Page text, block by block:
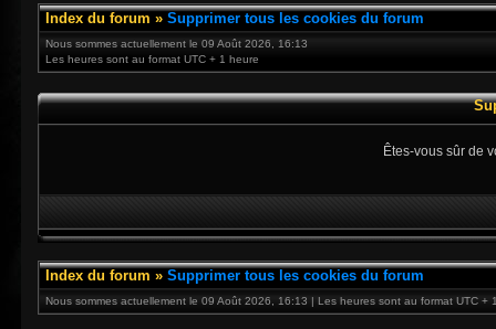
Index du forum » Supprimer tous les cookies du forum
Nous sommes actuellement le 09 Août 2026, 16:13
Les heures sont au format UTC + 1 heure
Êtes-vous sûr de
Index du forum » Supprimer tous les cookies du forum
Nous sommes actuellement le 09 Août 2026, 16:13 | Les heures sont au format UTC +